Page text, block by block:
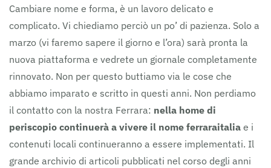
Cambiare nome e forma, è un lavoro delicato e
complicato. Vi chiediamo perciò un po’ di pazienza. Solo a
marzo (vi faremo sapere il giorno e l’ora) sarà pronta la
nuova piattaforma e vedrete un giornale completamente
rinnovato. Non per questo buttiamo via le cose che
abbiamo imparato e scritto in questi anni. Non perdiamo
il contatto con la nostra Ferrara: nella home di
periscopio continuerà a vivere il nome ferraraitalia e i
contenuti locali continueranno a essere implementati. Il
grande archivio di articoli pubblicati nel corso degli anni